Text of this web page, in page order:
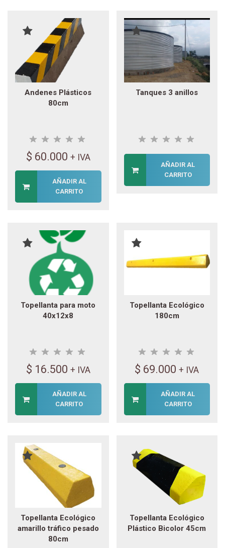
Andenes Plásticos
80cm
$ 60.000 + IVA
AÑADIR AL
CARRITO
Tanques 3 anillos
AÑADIR AL
CARRITO
Topellanta para moto
40x12x8
$ 16.500 + IVA
AÑADIR AL
CARRITO
Topellanta Ecológico
180cm
$ 69.000 + IVA
AÑADIR AL
CARRITO
Topellanta Ecológico
amarillo tráfico pesado
80cm
Topellanta Ecológico
Plástico Bicolor 45cm